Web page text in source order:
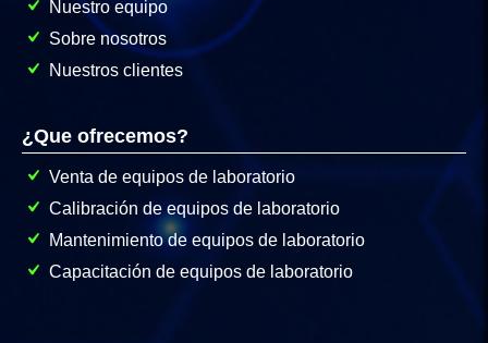
Nuestro equipo
Sobre nosotros
Nuestros clientes
¿Que ofrecemos?
Venta de equipos de laboratorio
Calibración de equipos de laboratorio
Mantenimiento de equipos de laboratorio
Capacitación de equipos de laboratorio